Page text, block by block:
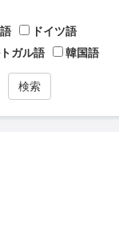
ドイツ語
ガル語 韓国語
検索